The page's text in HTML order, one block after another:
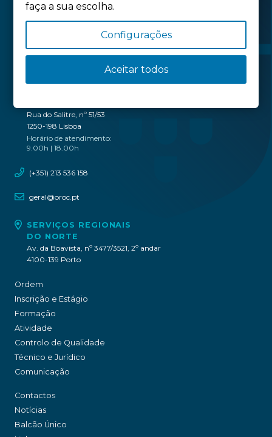
Siga-nos:
Política de privacidade
Rua do Salitre, nº 51/53
1250-198 Lisboa
Horário de atendimento:
9.00h | 18.00h
(+351) 213 536 158
geral@oroc.pt
SERVIÇOS REGIONAIS
DO NORTE
Av. da Boavista, nº 3477/3521, 2º andar
4100-139 Porto
Ordem
Inscrição e Estágio
Formação
Atividade
Controlo de Qualidade
Técnico e Jurídico
Comunicação
Contactos
Notícias
Balcão Único
faça a sua escolha.
Configurações
Aceitar todos